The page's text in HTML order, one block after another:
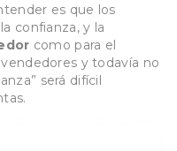
es que los
confianza, y la
como para el
y todavía no
será difícil